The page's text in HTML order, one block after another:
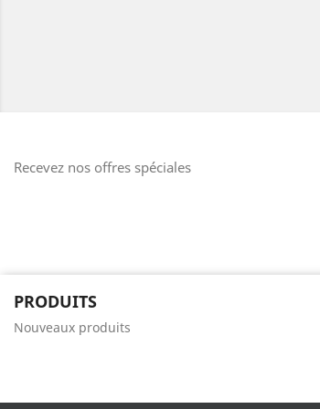
Recevez nos offres spéciales
PRODUITS
Nouveaux produits